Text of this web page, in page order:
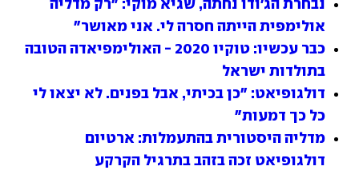
אולימפית הייתה חסרה לי. אני מאושר"
בתולדות ישראל
כל כך דמעות"
דולגופיאט זכה בזהב בתרגיל הקרקע